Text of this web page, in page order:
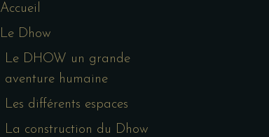
Accueil
Le Dhow
Le DHOW un grande
aventure humaine
Les différents espaces
La construction du Dhow